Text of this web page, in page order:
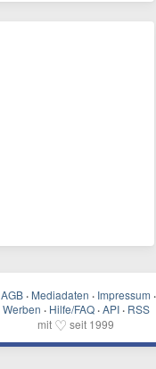
AGB · Mediadaten · Impressum ·
Werben · Hilfe/FAQ · API · RSS
mit ♡ seit 1999